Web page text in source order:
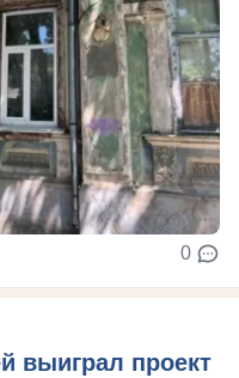
0
выиграл проект